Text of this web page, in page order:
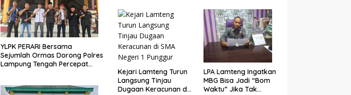
YLPK PERARI Bersama
Sejumlah Ormas Dorong Polres
Lampung Tengah Percepat
PAD Tahun 2025
Siap Perjuangkan
Kesejahteraan Buruh
Kejari Lamteng Turun
Langsung Tinjau
Dugaan Keracunan di
LPA Lamteng Ingatkan
MBG Bisa Jadi “Bom
Waktu” Jika Tak